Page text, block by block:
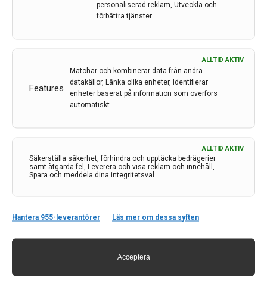
personaliserad reklam, Utveckla och
förbättra tjänster.
Features
ALLTID AKTIV
Matchar och kombinerar data från andra
datakällor, Länka olika enheter, Identifierar
enheter baserat på information som överförs
automatiskt.
Säkerställa säkerhet, förhindra och upptäcka bedrägerier
samt åtgärda fel, Leverera och visa reklam och innehåll,
Spara och meddela dina integritetsval.
ALLTID AKTIV
Hantera 955-leverantörer Läs mer om dessa syften
Acceptera
Kontakt
Neurologi i Sverige
113 68 Stockholm
Länkar